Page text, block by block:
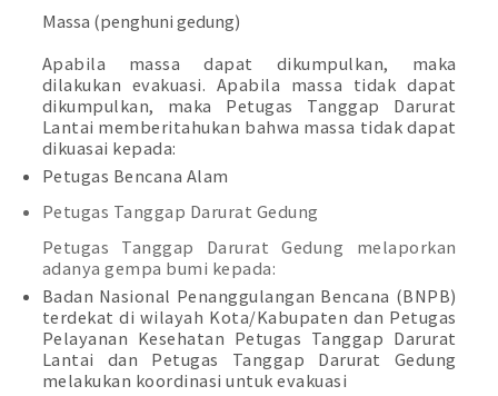
Massa (penghuni gedung)
Apabila massa dapat dikumpulkan, maka
dilakukan evakuasi. Apabila massa tidak dapat
dikumpulkan, maka Petugas Tanggap Darurat
Lantai memberitahukan bahwa massa tidak dapat
dikuasai kepada:
Petugas Bencana Alam
Petugas Tanggap Darurat Gedung
Petugas Tanggap Darurat Gedung melaporkan
adanya gempa bumi kepada:
Badan Nasional Penanggulangan Bencana (BNPB)
terdekat di wilayah Kota/Kabupaten dan Petugas
Pelayanan Kesehatan Petugas Tanggap Darurat
Lantai dan Petugas Tanggap Darurat Gedung
melakukan koordinasi untuk evakuasi